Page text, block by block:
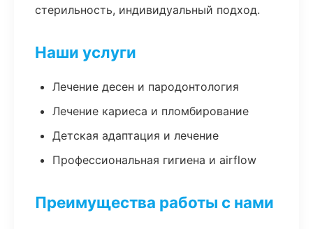
стерильность, индивидуальный подход.
Наши услуги
Лечение десен и пародонтология
Лечение кариеса и пломбирование
Детская адаптация и лечение
Профессиональная гигиена и airflow
Преимущества работы с нами